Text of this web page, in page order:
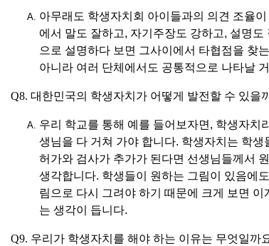
아무래도 학생자치회 아이들과의 의견 조율
에서 말도 잘하고, 자기주장도 강하고, 설명도
으로 설명하다 보면 그사이에서 타협점을 찾
아니라 여러 단체에서도 공통적으로 나타날
Q8. 대한민국의 학생자치가 어떻게 발전할 수 있을
우리 학교를 통해 예를 들어보자면 , 학생자치
생님을 다 거쳐 가야 합니다. 학생자치는 학생
허가와 검사가 추가가 된다면 선생님들께서
생각합니다. 학생들이 원하는 그림이 있음에
림으로 다시 그려야 하기 때문에 크게 보면
는 생각이 듭니다.
Q9. 우리가 학생자치를 해야 하는 이유는 무엇일까